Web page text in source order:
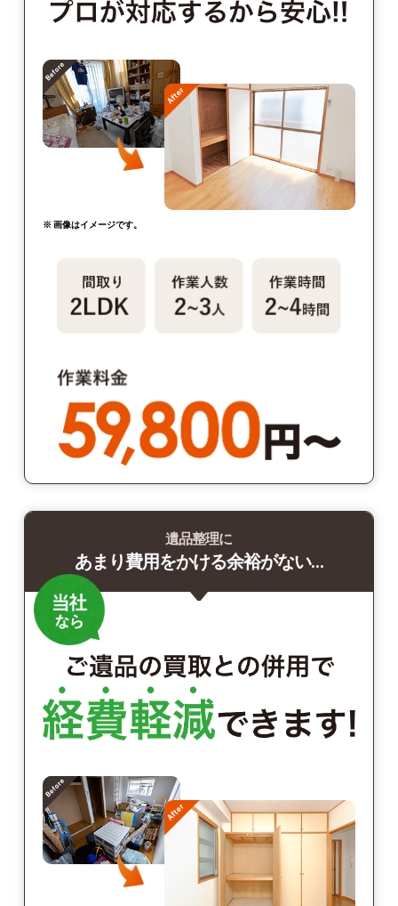
※ 画像はイメージです。
遺品整理に
あまり費用をかける余裕がない…